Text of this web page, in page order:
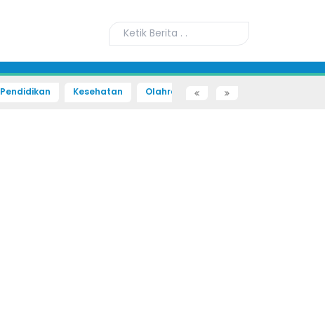
Pendidikan Kesehatan Olahraga Sains dan Teknologi